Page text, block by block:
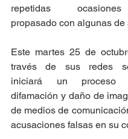
repetidas
propasado con algunas de
Este martes 25 de
través de sus redes
iniciará un proceso
difamación y daño de
de medios de
acusaciones falsas en su